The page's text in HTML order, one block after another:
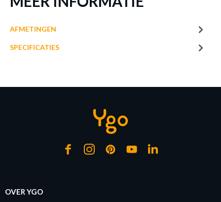
AFMETINGEN
SPECIFICATIES
Prijs per stuk, incl. btw en excl. verzendkosten
GA NAAR WINKELMANDJE of verder winkelen
OVER YGO